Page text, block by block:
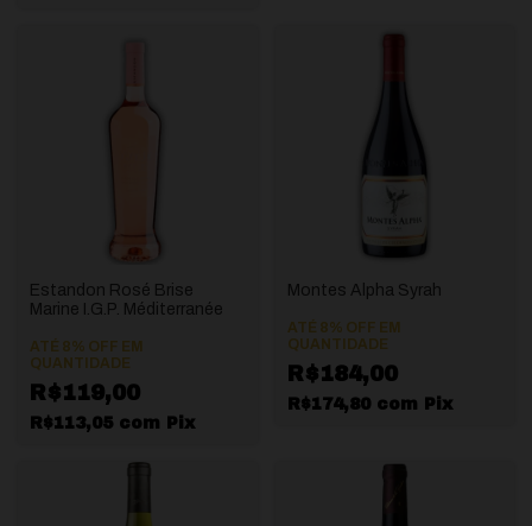
Estandon Rosé Brise
Marine I.G.P. Méditerranée
ATÉ 8% OFF EM
QUANTIDADE
R$119,00
R$113,05 com Pix
Montes Alpha Syrah
ATÉ 8% OFF EM
QUANTIDADE
R$184,00
R$174,80 com Pix